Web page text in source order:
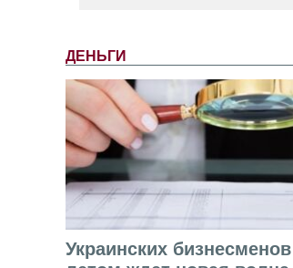
ДЕНЬГИ
Украинских бизнесменов